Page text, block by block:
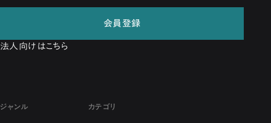
会員登録
法人向けはこちら
ジャンル カテゴリ